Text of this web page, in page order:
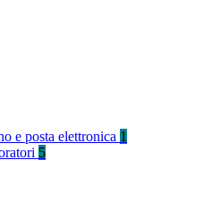
e posta elettronica 1
5